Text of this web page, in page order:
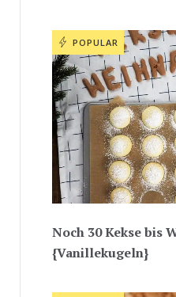
POPULAR
Noch 30 Kekse bis
{Vanillekugeln}